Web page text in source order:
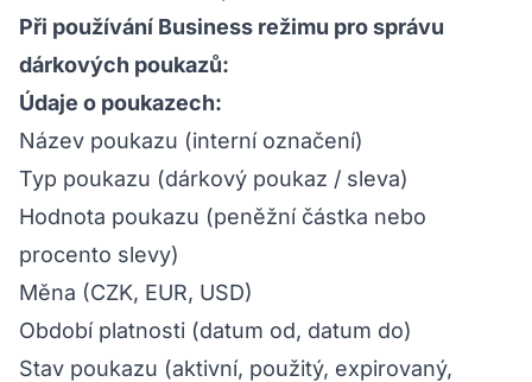
Při používání Business režimu pro správu
dárkových poukazů:
Údaje o poukazech:
Název poukazu (interní označení)
Typ poukazu (dárkový poukaz / sleva)
Hodnota poukazu (peněžní částka nebo
procento slevy)
Měna (CZK, EUR, USD)
Období platnosti (datum od, datum do)
Stav poukazu (aktivní, použitý, expirovaný,